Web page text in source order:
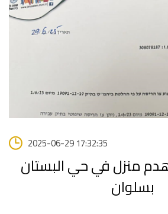
2025-06-29 17:32:35
هدم منزل في حي البستان
بسلوان